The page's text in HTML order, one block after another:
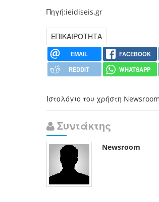
Πηγή:ieidiseis.gr
ΕΠΙΚΑΙΡΟΤΗΤΑ
EMAIL FACEBOOK
REDDIT
WHATSAPP
Ιστολόγιο του χρήστη Newsroom
Συντάκτης
Newsroom